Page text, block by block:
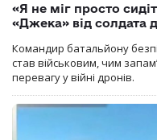
«Я не міг просто
«Джека» від солдата
Командир батальйону
став військовим, чим
перевагу у війні дронів.